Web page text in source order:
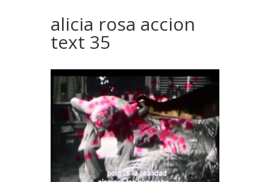
alicia rosa accion
text 35